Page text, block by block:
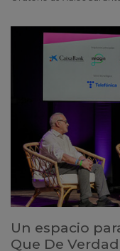
Un espacio
Que De